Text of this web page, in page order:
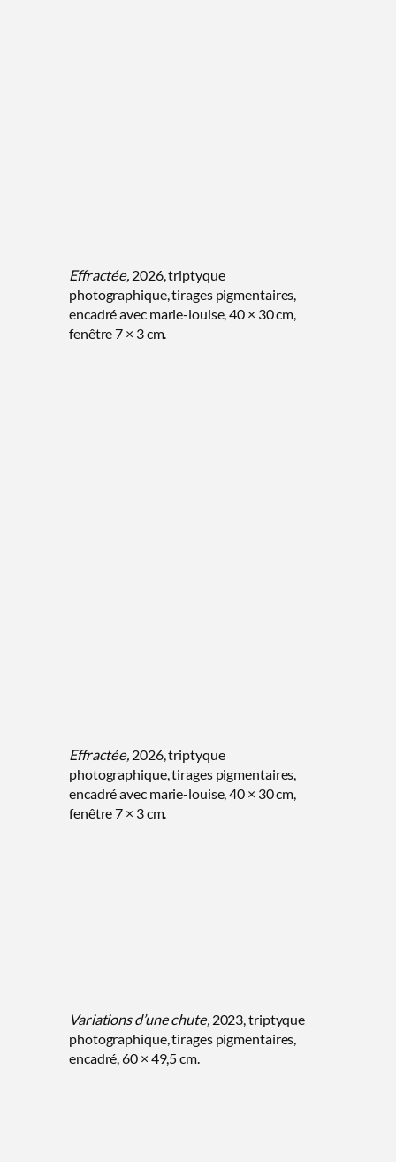
Effractée, 2026, triptyque
photographique, tirages pigmentaires,
encadré avec marie-louise, 40 × 30 cm,
fenêtre 7 × 3 cm.
Effractée, 2026, triptyque
photographique, tirages pigmentaires,
encadré avec marie-louise, 40 × 30 cm,
fenêtre 7 × 3 cm.
Variations d’une chute, 2023, triptyque
photographique, tirages pigmentaires,
encadré, 60 × 49,5 cm.